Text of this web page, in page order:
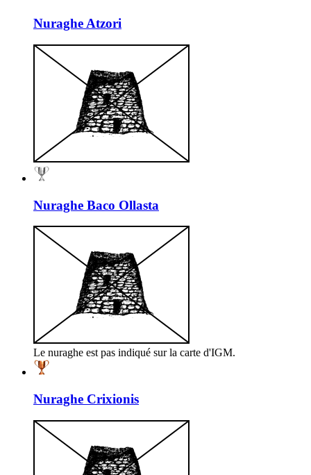
Nuraghe Atzori
Nuraghe Baco Ollasta
Le nuraghe est pas indiqué sur la carte d'IGM.
Nuraghe Crixionis